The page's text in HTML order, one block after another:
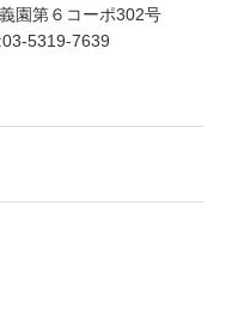
園第６コーポ302号
5319-7639